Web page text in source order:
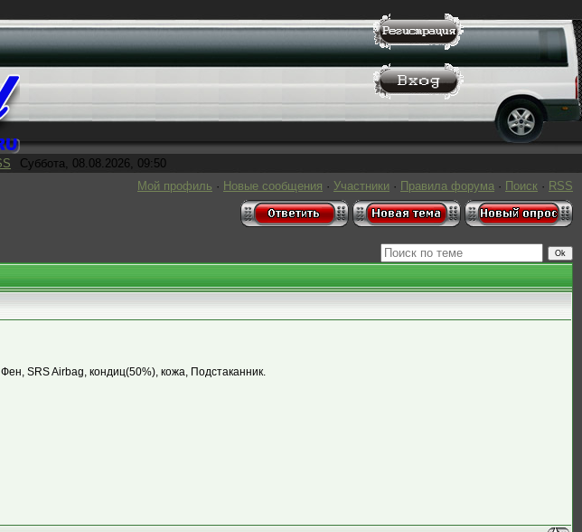
Суббота, 08.08.2026, 09:50
Мой профиль · Новые сообщения · Участники · Правила форума · Поиск · RSS
SRS Airbag, кондиц(50%), кожа, Подстаканник.